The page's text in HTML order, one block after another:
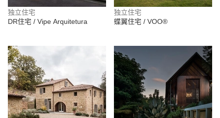
独立住宅
DR住宅 / Vipe Arquitetura
独立住宅
蝶翼住宅 / VOO®